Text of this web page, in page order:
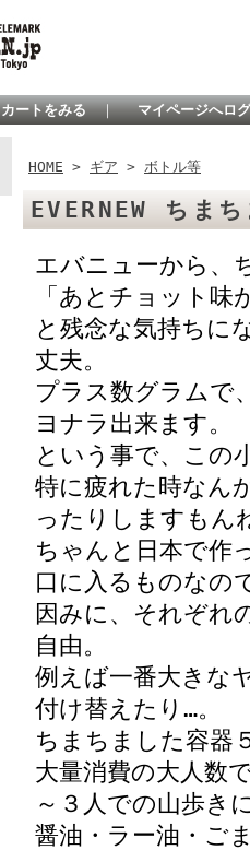
カートをみる ｜ マイページへロ
HOME > ギア > ボトル等
EVERNEW ちま
エバニューから、
「あとチョット味
と残念な気持ちに
丈夫。
プラス数グラムで
ヨナラ出来ます。
という事で、この
特に疲れた時なん
ったりしますもん
ちゃんと日本で作
口に入るものなの
因みに、それぞれ
自由。
例えば一番大きな
付け替えたり…。
ちまちました容器
大量消費の大人数
～３人での山歩き
醤油・ラー油・ご